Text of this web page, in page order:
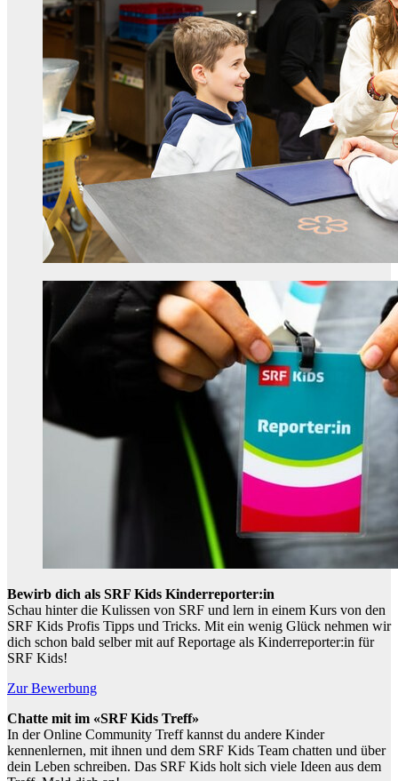
Bewirb dich als SRF Kids Kinderreporter:in
Schau hinter die Kulissen von SRF und lern in einem Kurs von den
SRF Kids Profis Tipps und Tricks. Mit ein wenig Glück nehmen wir
dich schon bald selber mit auf Reportage als Kinderreporter:in für
SRF Kids!
Zur Bewerbung
Chatte mit im «SRF Kids Treff»
In der Online Community Treff kannst du andere Kinder
kennenlernen, mit ihnen und dem SRF Kids Team chatten und über
dein Leben schreiben. Das SRF Kids holt sich viele Ideen aus dem